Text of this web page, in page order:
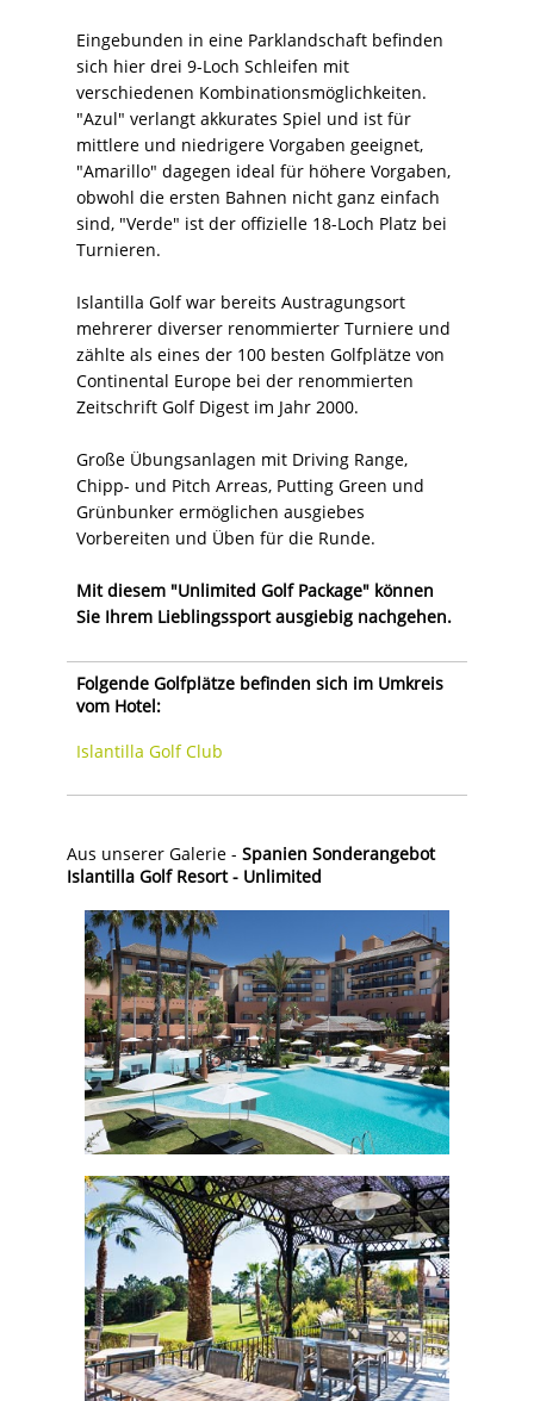
Eingebunden in eine Parklandschaft befinden
sich hier drei 9-Loch Schleifen mit
verschiedenen Kombinationsmöglichkeiten.
"Azul" verlangt akkurates Spiel und ist für
mittlere und niedrigere Vorgaben geeignet,
"Amarillo" dagegen ideal für höhere Vorgaben,
obwohl die ersten Bahnen nicht ganz einfach
sind, "Verde" ist der offizielle 18-Loch Platz bei
Turnieren.
Islantilla Golf war bereits Austragungsort
mehrerer diverser renommierter Turniere und
zählte als eines der 100 besten Golfplätze von
Continental Europe bei der renommierten
Zeitschrift Golf Digest im Jahr 2000.
Große Übungsanlagen mit Driving Range,
Chipp- und Pitch Arreas, Putting Green und
Grünbunker ermöglichen ausgiebes
Vorbereiten und Üben für die Runde.
Mit diesem "Unlimited Golf Package" können
Sie Ihrem Lieblingssport ausgiebig nachgehen.
Folgende Golfplätze befinden sich im Umkreis
vom Hotel:
Islantilla Golf Club
Aus unserer Galerie - Spanien Sonderangebot
Islantilla Golf Resort - Unlimited